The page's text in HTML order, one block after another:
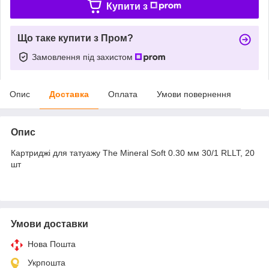
Купити з
Що таке купити з Пром?
Замовлення під захистом
Опис Доставка Оплата Умови повернення
Опис
Картриджі для татуажу The Mineral Soft 0.30 мм 30/1 RLLT, 20
шт
Умови доставки
Нова Пошта
Укрпошта